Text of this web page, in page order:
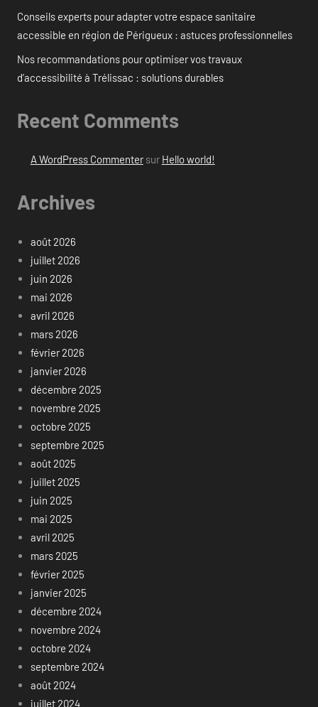
Conseils experts pour adapter votre espace sanitaire
accessible en région de Périgueux : astuces professionnelles
Nos recommandations pour optimiser vos travaux
d’accessibilité à Trélissac : solutions durables
Recent Comments
A WordPress Commentersur Hello world!
Archives
août 2026
juillet 2026
juin 2026
mai 2026
avril 2026
mars 2026
février 2026
janvier 2026
décembre 2025
novembre 2025
octobre 2025
septembre 2025
août 2025
juillet 2025
juin 2025
mai 2025
avril 2025
mars 2025
février 2025
janvier 2025
décembre 2024
novembre 2024
octobre 2024
septembre 2024
août 2024
juillet 2024